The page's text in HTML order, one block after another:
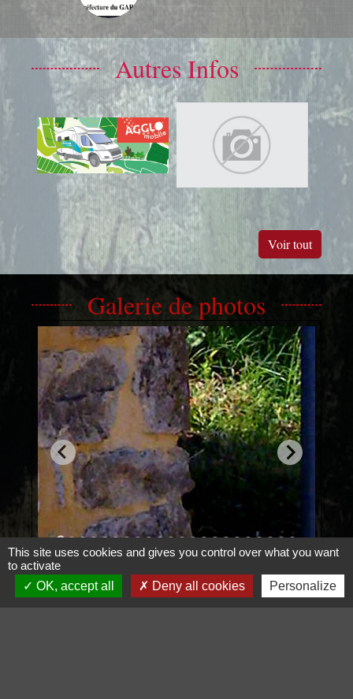
Autres Infos
Voir tout
Galerie de photos
This site uses cookies and gives you control over what you want
to activate
OK, accept all
Deny all cookies Personalize